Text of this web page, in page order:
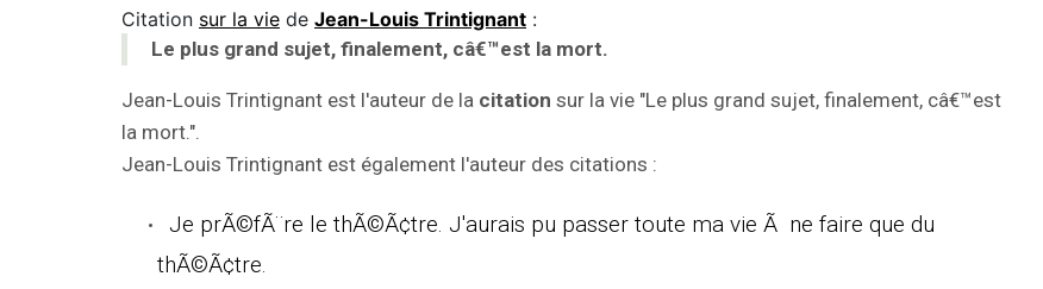
Citation sur la vie de Jean-Louis Trintignant :
Le plus grand sujet, finalement, câ€™est la mort.
Jean-Louis Trintignant est l'auteur de la citation sur la vie "Le plus grand sujet, finalement, câ€™est
la mort.".
Jean-Louis Trintignant est également l'auteur des citations :
Je prÃ©fÃ¨re le thÃ©Ã¢tre. J'aurais pu passer toute ma vie Ã ne faire que du
thÃ©Ã¢tre.